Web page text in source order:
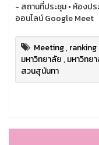
- สถานที่ประชุม • ห้องปร
ออนไลน์ Google Meet
Meeting,
มหาวิทยาลัย,มหาวิทย
สวนสุนันทา